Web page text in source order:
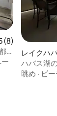
ー8件、5つ星
(8)
レイクハ
ン・アパ
ハバス湖
ム
眺め · ビ